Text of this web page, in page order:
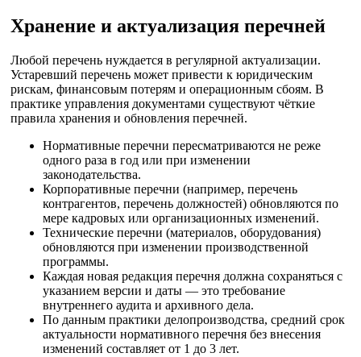
Хранение и актуализация перечней
Любой перечень нуждается в регулярной актуализации.
Устаревший перечень может привести к юридическим
рискам, финансовым потерям и операционным сбоям. В
практике управления документами существуют чёткие
правила хранения и обновления перечней.
Нормативные перечни пересматриваются не реже
одного раза в год или при изменении
законодательства.
Корпоративные перечни (например, перечень
контрагентов, перечень должностей) обновляются по
мере кадровых или организационных изменений.
Технические перечни (материалов, оборудования)
обновляются при изменении производственной
программы.
Каждая новая редакция перечня должна сохраняться с
указанием версии и даты — это требование
внутреннего аудита и архивного дела.
По данным практики делопроизводства, средний срок
актуальности нормативного перечня без внесения
изменений составляет от 1 до 3 лет.